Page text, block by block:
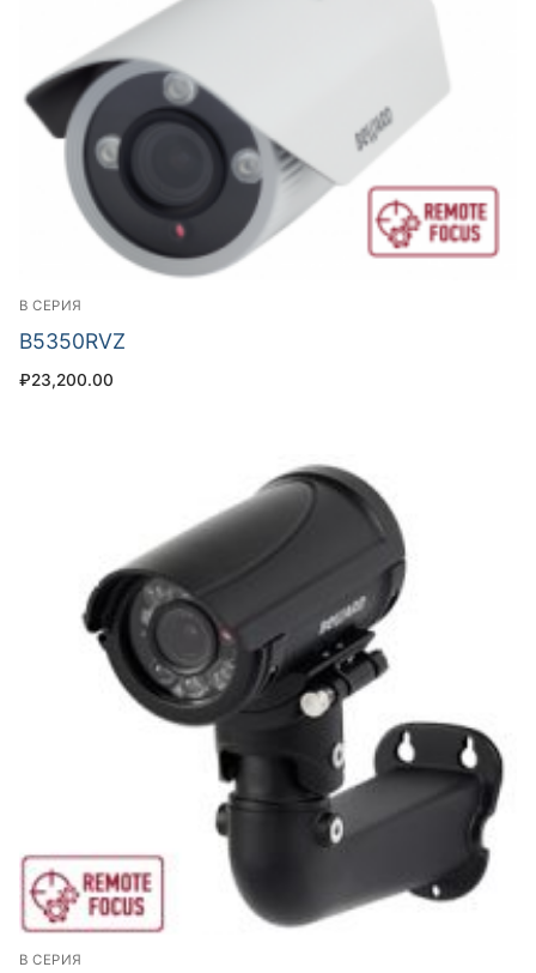
B СЕРИЯ
B5350RVZ
₽23,200.00
B СЕРИЯ